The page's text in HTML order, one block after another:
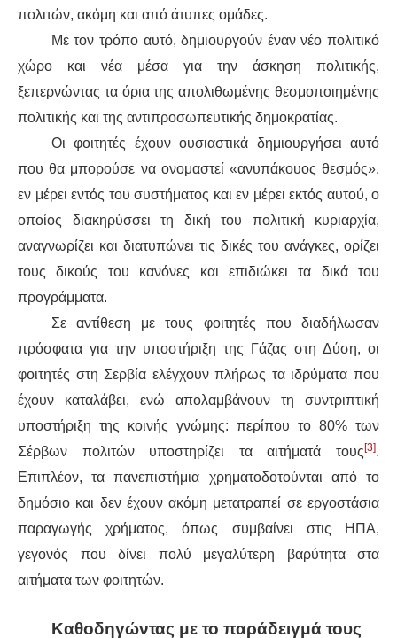
πολιτών, ακόμη και από άτυπες ομάδες.
Με τον τρόπο αυτό, δημιουργούν έναν νέο πολιτικό
χώρο και νέα μέσα για την άσκηση πολιτικής,
ξεπερνώντας τα όρια της απολιθωμένης θεσμοποιημένης
πολιτικής και της αντιπροσωπευτικής δημοκρατίας.
Οι φοιτητές έχουν ουσιαστικά δημιουργήσει αυτό
που θα μπορούσε να ονομαστεί «ανυπάκουος θεσμός»,
εν μέρει εντός του συστήματος και εν μέρει εκτός αυτού, ο
οποίος διακηρύσσει τη δική του πολιτική κυριαρχία,
αναγνωρίζει και διατυπώνει τις δικές του ανάγκες, ορίζει
τους δικούς του κανόνες και επιδιώκει τα δικά του
προγράμματα.
Σε αντίθεση με τους φοιτητές που διαδήλωσαν
πρόσφατα για την υποστήριξη της Γάζας στη Δύση, οι
φοιτητές στη Σερβία ελέγχουν πλήρως τα ιδρύματα που
έχουν καταλάβει, ενώ απολαμβάνουν τη συντριπτική
υποστήριξη της κοινής γνώμης: περίπου το 80% των
Σέρβων πολιτών υποστηρίζει τα αιτήματά τους [3].
Επιπλέον, τα πανεπιστήμια χρηματοδοτούνται από το
δημόσιο και δεν έχουν ακόμη μετατραπεί σε εργοστάσια
παραγωγής χρήματος, όπως συμβαίνει στις ΗΠΑ,
γεγονός που δίνει πολύ μεγαλύτερη βαρύτητα στα
αιτήματα των φοιτητών.
Καθοδηγώντας με το παράδειγμά τους